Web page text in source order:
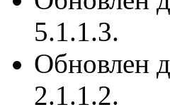
5.1.1.3.
Обновлен
2.1.1.2.